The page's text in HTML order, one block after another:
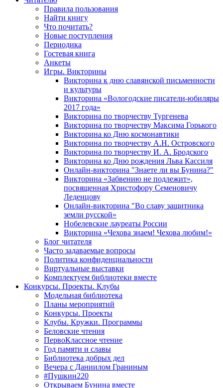
Правила пользования
Найти книгу
Что почитать?
Новые поступления
Периодика
Гостевая книга
Анкеты
Игры. Викторины
Викторина к дню славянской письменности
и культуры
Викторина «Вологодские писатели-юбиляры
2017 года»
Викторина по творчеству Тургенева
Викторина по творчеству Максима Горького
Викторина ко Дню космонавтики
Викторина по творчеству А.Н. Островского
Викторина по творчеству И. А. Бродского
Викторина ко Дню рождения Льва Кассиля
Онлайн-викторина "Знаете ли вы Бунина?"
Викторина «Забвению не подлежит»,
посвященная Христофору Семеновичу
Леденцову
Онлайн-викторина "Во славу защитника
земли русской»
Нобелевские лауреаты России
Викторина «Чехова знаем! Чехова любим!»
Блог читателя
Часто задаваемые вопросы
Политика конфиденциальности
Виртуальные выставки
Комплектуем библиотеки вместе
Конкурсы. Проекты. Клубы
Модельная библиотека
Планы мероприятий
Конкурсы. Проекты
Клубы. Кружки. Программы
Беловские чтения
ПервоКлассное чтение
Год памяти и славы
Библиотека добрых дел
Вечера с Даниилом Граниным
#Пушкин220
Открываем Бунина вместе